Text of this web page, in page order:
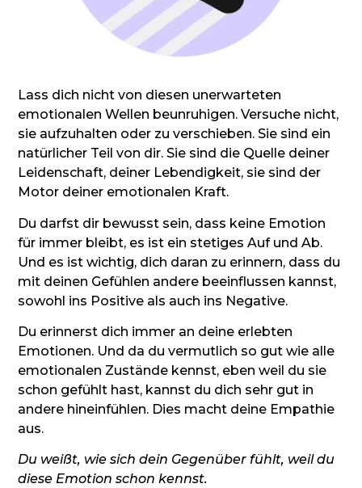
Lass dich nicht von diesen unerwarteten
emotionalen Wellen beunruhigen. Versuche nicht,
sie aufzuhalten oder zu verschieben. Sie sind ein
natürlicher Teil von dir. Sie sind die Quelle deiner
Leidenschaft, deiner Lebendigkeit, sie sind der
Motor deiner emotionalen Kraft.
Du darfst dir bewusst sein, dass keine Emotion
für immer bleibt, es ist ein stetiges Auf und Ab.
Und es ist wichtig, dich daran zu erinnern, dass du
mit deinen Gefühlen andere beeinflussen kannst,
sowohl ins Positive als auch ins Negative.
Du erinnerst dich immer an deine erlebten
Emotionen. Und da du vermutlich so gut wie alle
emotionalen Zustände kennst, eben weil du sie
schon gefühlt hast, kannst du dich sehr gut in
andere hineinfühlen. Dies macht deine Empathie
aus.
Du weißt, wie sich dein Gegenüber fühlt, weil du
diese Emotion schon kennst.